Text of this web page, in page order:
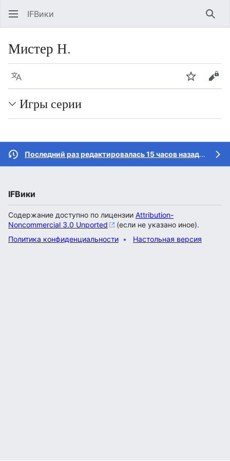
IFВики
Мистер Н.
Язык Следить
Игры серии
Последний раз редактировалась 15 часов назад
IFВики
Содержание доступно по лицензии Attribution-
Noncommercial 3.0 Unported
(если не указано иное).
Политика конфиденциальности
Настольная версия